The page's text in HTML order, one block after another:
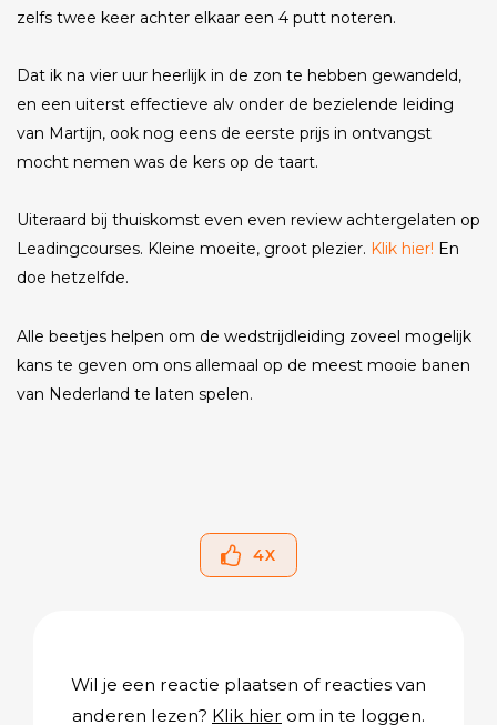
zelfs twee keer achter elkaar een 4 putt noteren.
Dat ik na vier uur heerlijk in de zon te hebben gewandeld,
en een uiterst effectieve alv onder de bezielende leiding
van Martijn, ook nog eens de eerste prijs in ontvangst
mocht nemen was de kers op de taart.
Uiteraard bij thuiskomst even even review achtergelaten op
Leadingcourses. Kleine moeite, groot plezier. Klik hier! En
doe hetzelfde.
Alle beetjes helpen om de wedstrijdleiding zoveel mogelijk
kans te geven om ons allemaal op de meest mooie banen
van Nederland te laten spelen.
4X
Wil je een reactie plaatsen of reacties van
anderen lezen? Klik hier om in te loggen.